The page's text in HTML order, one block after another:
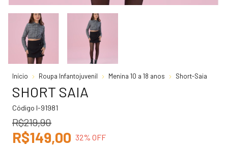
Início Roupa Infantojuvenil Menina 10 a 18 anos Short-Saia
SHORT SAIA
Código I-91981
R$219,90
R$149,00 32% OFF